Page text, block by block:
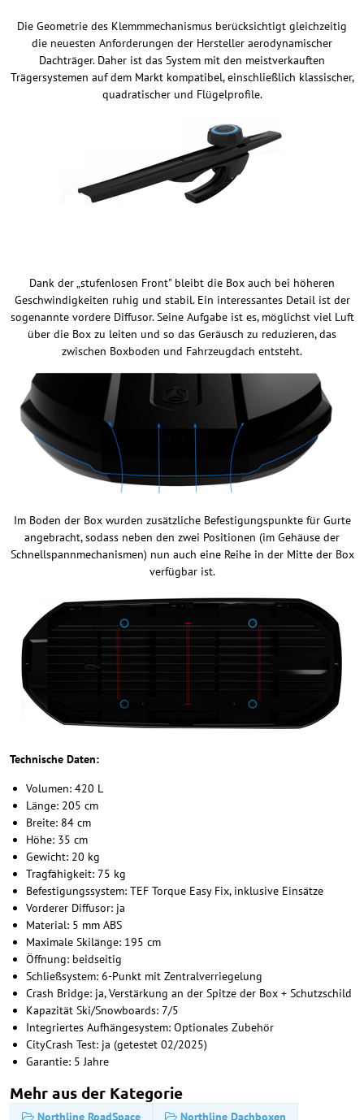
Die Geometrie des Klemmmechanismus berücksichtigt gleichzeitig
die neuesten Anforderungen der Hersteller aerodynamischer
Dachträger. Daher ist das System mit den meistverkauften
Trägersystemen auf dem Markt kompatibel, einschließlich klassischer,
quadratischer und Flügelprofile.
Dank der „stufenlosen Front" bleibt die Box auch bei höheren
Geschwindigkeiten ruhig und stabil. Ein interessantes Detail ist der
sogenannte vordere Diffusor. Seine Aufgabe ist es, möglichst viel Luft
über die Box zu leiten und so das Geräusch zu reduzieren, das
zwischen Boxboden und Fahrzeugdach entsteht.
Im Boden der Box wurden zusätzliche Befestigungspunkte für Gurte
angebracht, sodass neben den zwei Positionen (im Gehäuse der
Schnellspannmechanismen) nun auch eine Reihe in der Mitte der Box
verfügbar ist.
Technische Daten:
Volumen: 420 L
Länge: 205 cm
Breite: 84 cm
Höhe: 35 cm
Gewicht: 20 kg
Tragfähigkeit: 75 kg
Befestigungssystem: TEF Torque Easy Fix, inklusive Einsätze
Vorderer Diffusor: ja
Material: 5 mm ABS
Maximale Skilänge: 195 cm
Öffnung: beidseitig
Schließsystem: 6-Punkt mit Zentralverriegelung
Crash Bridge: ja, Verstärkung an der Spitze der Box + Schutzschild
Kapazität Ski/Snowboards: 7/5
Integriertes Aufhängesystem: Optionales Zubehör
CityCrash Test: ja (getestet 02/2025)
Garantie: 5 Jahre
Mehr aus der Kategorie
Northline RoadSpace Northline Dachboxen